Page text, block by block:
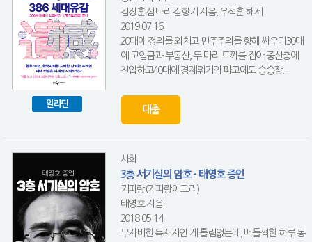
알라딘
김정훈.심나리.김항기 지음, 우석훈 해제
2019-07-16
20대에 정의를 외치고 민주주의를 향해 싸우다30대
에 고임금과 부동산, 두 마리 토끼를 잡아 중산층에
진입하고40대에 경제위기의 파고에도 승승장...
대출
사회
3층 서기실의 암호 - 태영호 증언
기파랑(기파랑에크리)
태영호 지음
2018-05-14
무자비한 독재자인 게 틀림없는데, 떠들썩한 하루 동